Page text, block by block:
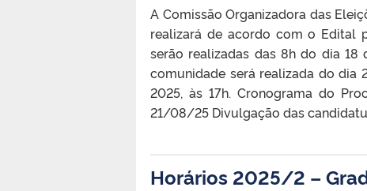
A Comissão Organizadora das
realizará de acordo com o Edital
serão realizadas das 8h do dia
comunidade será realizada do dia
2025, às 17h. Cronograma do
21/08/25 Divulgação das
Horários 2025/2 –